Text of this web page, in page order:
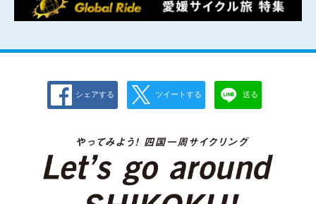
シェアする ツイートする 送る